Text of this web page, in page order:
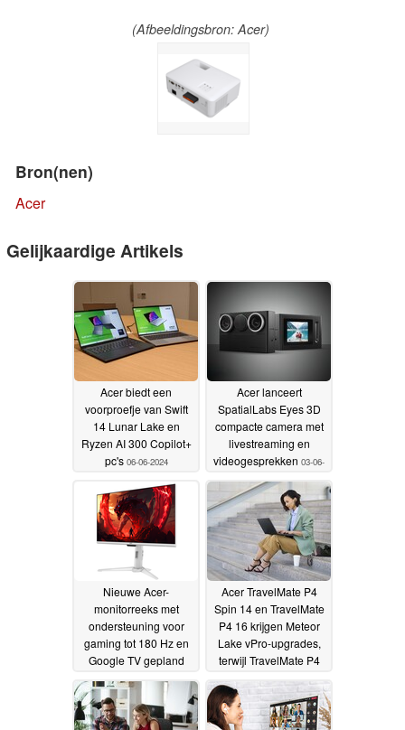
(Afbeeldingsbron: Acer)
Bron(nen)
Acer
Gelijkaardige Artikels
Acer biedt een
voorproefje van Swift
14 Lunar Lake en
Ryzen AI 300 Copilot+
pc's 06-06-2024
Acer lanceert
SpatialLabs Eyes 3D
compacte camera met
livestreaming en
videogesprekken 03-06-
2024
Nieuwe Acer-
monitorreeks met
ondersteuning voor
gaming tot 180 Hz en
Google TV gepland
01-06-2024
Acer TravelMate P4
Spin 14 en TravelMate
P4 16 krijgen Meteor
Lake vPro-upgrades,
terwijl TravelMate P4
8040-opties omarmt31-
05-2024